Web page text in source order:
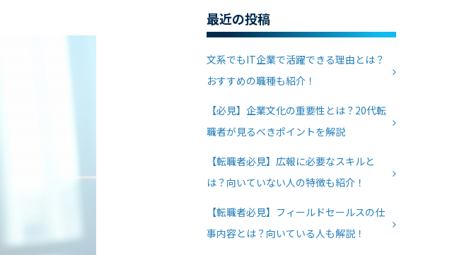
最近の投稿
文系でもIT企業で活躍できる理由とは？
おすすめの職種も紹介！
【必見】企業文化の重要性とは？20代転
職者が見るべきポイントを解説
【転職者必見】広報に必要なスキルと
は？向いていない人の特徴も紹介！
【転職者必見】フィールドセールスの仕
事内容とは？向いている人も解説！